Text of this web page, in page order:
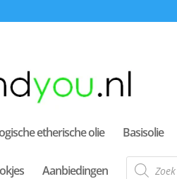
etherische olie Basisolie
Aanbiedingen
Producten
zoeken